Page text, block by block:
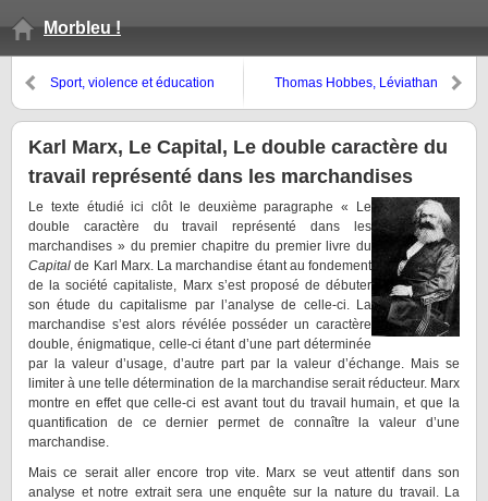
Morbleu !
Sport, violence et éducation Thomas Hobbes, Léviathan
Karl Marx, Le Capital, Le double caractère du
travail représenté dans les marchandises
Le texte étudié ici clôt le deuxième paragraphe « Le
double caractère du travail représenté dans les
marchandises » du premier chapitre du premier livre du
Capitalde Karl Marx. La marchandise étant au fondement
de la société capitaliste, Marx s’est proposé de débuter
son étude du capitalisme par l’analyse de celle-ci. La
marchandise s’est alors révélée posséder un caractère
double, énigmatique, celle-ci étant d’une part déterminée
par la valeur d’usage, d’autre part par la valeur d’échange. Mais se
limiter à une telle détermination de la marchandise serait réducteur. Marx
montre en effet que celle-ci est avant tout du travail humain, et que la
quantification de ce dernier permet de connaître la valeur d’une
marchandise.
Mais ce serait aller encore trop vite. Marx se veut attentif dans son
analyse et notre extrait sera une enquête sur la nature du travail. La